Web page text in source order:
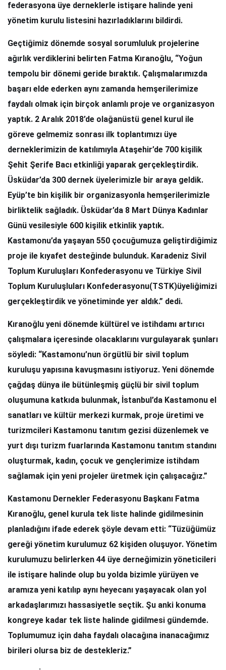
federasyona üye derneklerle istişare halinde yeni
yönetim kurulu listesini hazırladıklarını bildirdi.
Geçtiğimiz dönemde sosyal sorumluluk projelerine
ağırlık verdiklerini belirten Fatma Kıranoğlu, “Yoğun
tempolu bir dönemi geride bıraktık. Çalışmalarımızda
başarı elde ederken aynı zamanda hemşerilerimize
faydalı olmak için birçok anlamlı proje ve organizasyon
yaptık. 2 Aralık 2018’de olağanüstü genel kurul ile
göreve gelmemiz sonrası ilk toplantımızı üye
derneklerimizin de katılımıyla Ataşehir’de 700 kişilik
Şehit Şerife Bacı etkinliği yaparak gerçekleştirdik.
Üsküdar’da 300 dernek üyelerimizle bir araya geldik.
Eyüp’te bin kişilik bir organizasyonla hemşerilerimizle
birliktelik sağladık. Üsküdar’da 8 Mart Dünya Kadınlar
Günü vesilesiyle 600 kişilik etkinlik yaptık.
Kastamonu’da yaşayan 550 çocuğumuza geliştirdiğimiz
proje ile kıyafet desteğinde bulunduk. Karadeniz Sivil
Toplum Kuruluşları Konfederasyonu ve Türkiye Sivil
Toplum Kuruluşluları Konfederasyonu(TSTK)üyeliğimizi
gerçekleştirdik ve yönetiminde yer aldık.” dedi.
Kıranoğlu yeni dönemde kültürel ve istihdamı artırıcı
çalışmalara içeresinde olacaklarını vurgulayarak şunları
söyledi: “Kastamonu’nun örgütlü bir sivil toplum
kuruluşu yapısına kavuşmasını istiyoruz. Yeni dönemde
çağdaş dünya ile bütünleşmiş güçlü bir sivil toplum
oluşumuna katkıda bulunmak, İstanbul’da Kastamonu el
sanatları ve kültür merkezi kurmak, proje üretimi ve
turizmcileri Kastamonu tanıtım gezisi düzenlemek ve
yurt dışı turizm fuarlarında Kastamonu tanıtım standını
oluşturmak, kadın, çocuk ve gençlerimize istihdam
sağlamak için yeni projeler üretmek için çalışacağız.”
Kastamonu Dernekler Federasyonu Başkanı Fatma
Kıranoğlu, genel kurula tek liste halinde gidilmesinin
planladığını ifade ederek şöyle devam etti: “Tüzüğümüz
gereği yönetim kurulumuz 62 kişiden oluşuyor. Yönetim
kurulumuzu belirlerken 44 üye derneğimizin yöneticileri
ile istişare halinde olup bu yolda bizimle yürüyen ve
aramıza yeni katılıp aynı heyecanı yaşayacak olan yol
arkadaşlarımızı hassasiyetle seçtik. Şu anki konuma
kongreye kadar tek liste halinde gidilmesi gündemde.
Toplumumuz için daha faydalı olacağına inanacağımız
birileri olursa biz de destekleriz.”